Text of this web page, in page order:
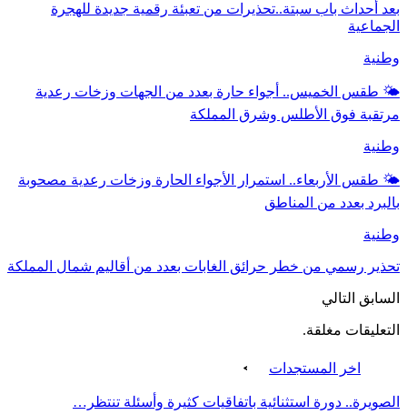
بعد أحداث باب سبتة..تحذيرات من تعبئة رقمية جديدة للهجرة
الجماعية
وطنية
🌤️ طقس الخميس.. أجواء حارة بعدد من الجهات وزخات رعدية
مرتقبة فوق الأطلس وشرق المملكة
وطنية
🌤️ طقس الأربعاء.. استمرار الأجواء الحارة وزخات رعدية مصحوبة
بالبرد بعدد من المناطق
وطنية
تحذير رسمي من خطر حرائق الغابات بعدد من أقاليم شمال المملكة
السابق التالي
التعليقات مغلقة.
اخر المستجدات
الصويرة.. دورة استثنائية باتفاقيات كثيرة وأسئلة تنتظر…